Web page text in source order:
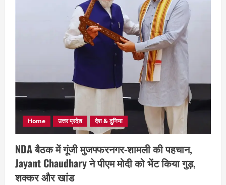
Home उत्तर प्रदेश देश & दुनिया
NDA बैठक में गूंजी मुजफ्फरनगर-शामली की पहचान,
Jayant Chaudhary ने पीएम मोदी को भेंट किया गुड़,
शक्कर और खांड